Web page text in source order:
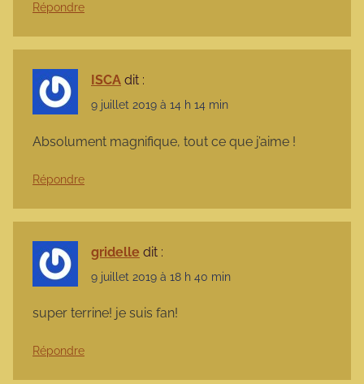
Répondre
ISCA dit :
9 juillet 2019 à 14 h 14 min
Absolument magnifique, tout ce que j’aime !
Répondre
gridelle dit :
9 juillet 2019 à 18 h 40 min
super terrine! je suis fan!
Répondre